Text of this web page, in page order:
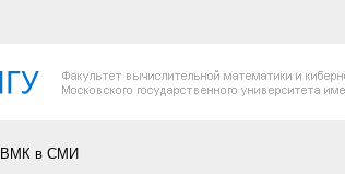
ВМК в СМИ